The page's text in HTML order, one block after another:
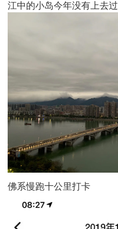
江中的小岛今年没有上去过
佛系慢跑十公里打卡